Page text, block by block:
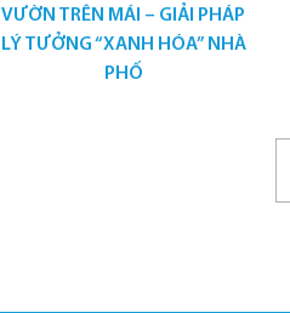
VƯỜN TRÊN MÁI – GIẢI PHÁP
LÝ TƯỞNG “XANH HÓA” NHÀ
PHỐ